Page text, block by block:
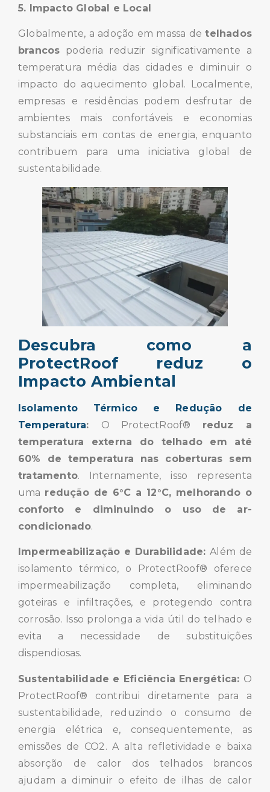
5. Impacto Global e Local
Globalmente, a adoção em massa detelhados
brancos poderia reduzir significativamente a
temperatura média das cidades e diminuir o
impacto do aquecimento global. Localmente,
empresas e residências podem desfrutar de
ambientes mais confortáveis e economias
substanciais em contas de energia, enquanto
contribuem para uma iniciativa global de
sustentabilidade.
Descubra como a
ProtectRoof reduz o
Impacto Ambiental
Isolamento Térmico e Redução de
Temperatura: O ProtectRoof® reduz a
temperatura externa do telhado em até
60% de temperatura nas coberturas sem
tratamento. Internamente, isso representa
uma redução de 6°C a 12°C, melhorando o
conforto e diminuindo o uso de ar-
condicionado.
Impermeabilização e Durabilidade:Além de
isolamento térmico, o ProtectRoof® oferece
impermeabilização completa, eliminando
goteiras e infiltrações, e protegendo contra
corrosão. Isso prolonga a vida útil do telhado e
evita a necessidade de substituições
dispendiosas.
Sustentabilidade e Eficiência Energética: O
ProtectRoof® contribui diretamente para a
sustentabilidade, reduzindo o consumo de
energia elétrica e, consequentemente, as
emissões de CO2. A alta refletividade e baixa
absorção de calor dos telhados brancos
ajudam a diminuir o efeito de ilhas de calor